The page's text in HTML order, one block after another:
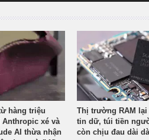
hàng triệu
xé và
AI thừa nhận
Thị trường RAM lại
tin dữ, túi tiền
còn chịu đau dài